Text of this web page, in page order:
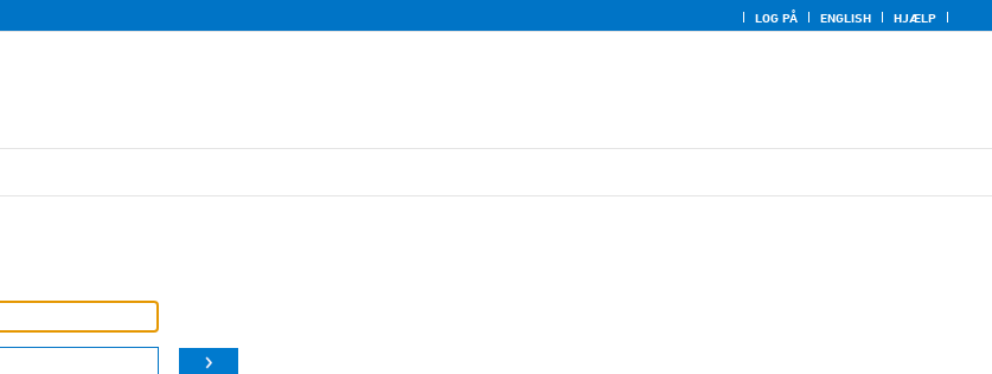
LOG PÅ ENGLISH HJÆLP